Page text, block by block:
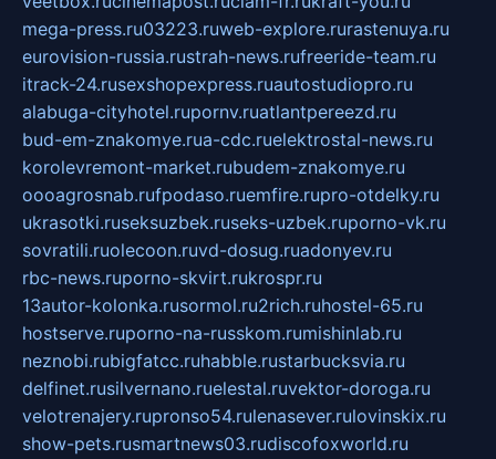
mega-press.ru03223.ruweb-explore.rurastenuya.ru
eurovision-russia.rustrah-news.rufreeride-team.ru
itrack-24.rusexshopexpress.ruautostudiopro.ru
alabuga-cityhotel.rupornv.ruatlantpereezd.ru
bud-em-znakomye.rua-cdc.ruelektrostal-news.ru
korolevremont-market.rubudem-znakomye.ru
oooagrosnab.rufpodaso.ruemfire.rupro-otdelky.ru
ukrasotki.ruseksuzbek.ruseks-uzbek.ruporno-vk.ru
sovratili.ruolecoon.ruvd-dosug.ruadonyev.ru
rbc-news.ruporno-skvirt.rukrospr.ru
13autor-kolonka.rusormol.ru2rich.ruhostel-65.ru
hostserve.ruporno-na-russkom.rumishinlab.ru
neznobi.rubigfatcc.ruhabble.rustarbucksvia.ru
delfinet.rusilvernano.ruelestal.ruvektor-doroga.ru
velotrenajery.rupronso54.rulenasever.rulovinskix.ru
show-pets.rusmartnews03.rudiscofoxworld.ru